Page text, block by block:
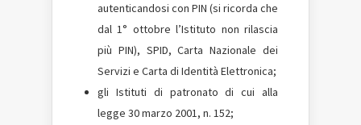
autenticandosi con PIN (si ricorda che
dal 1° ottobre l’Istituto non rilascia
più PIN), SPID, Carta Nazionale dei
Servizi e Carta di Identità Elettronica;
gli Istituti di patronato di cui alla
legge 30 marzo 2001, n. 152;